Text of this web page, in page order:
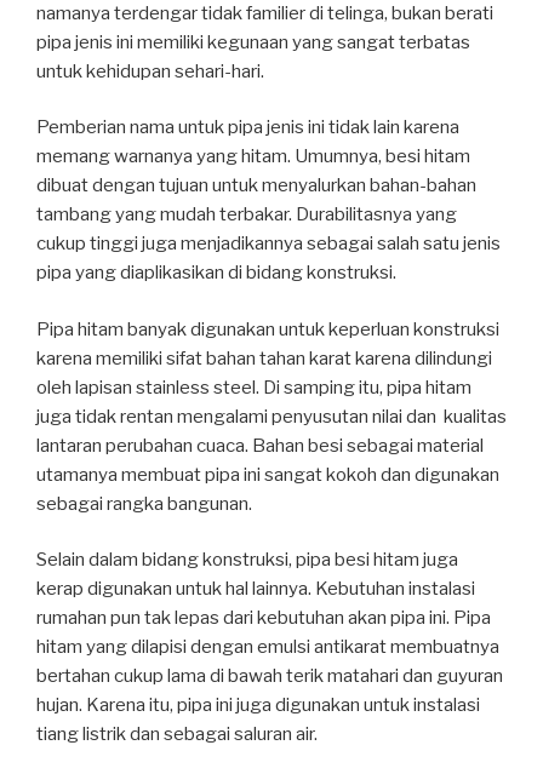
namanya terdengar tidak familier di telinga, bukan berati
pipa jenis ini memiliki kegunaan yang sangat terbatas
untuk kehidupan sehari-hari.
Pemberian nama untuk pipa jenis ini tidak lain karena
memang warnanya yang hitam. Umumnya, besi hitam
dibuat dengan tujuan untuk menyalurkan bahan-bahan
tambang yang mudah terbakar. Durabilitasnya yang
cukup tinggi juga menjadikannya sebagai salah satu jenis
pipa yang diaplikasikan di bidang konstruksi.
Pipa hitam banyak digunakan untuk keperluan konstruksi
karena memiliki sifat bahan tahan karat karena dilindungi
oleh lapisan stainless steel. Di samping itu, pipa hitam
juga tidak rentan mengalami penyusutan nilai dan kualitas
lantaran perubahan cuaca. Bahan besi sebagai material
utamanya membuat pipa ini sangat kokoh dan digunakan
sebagai rangka bangunan.
Selain dalam bidang konstruksi, pipa besi hitam juga
kerap digunakan untuk hal lainnya. Kebutuhan instalasi
rumahan pun tak lepas dari kebutuhan akan pipa ini. Pipa
hitam yang dilapisi dengan emulsi antikarat membuatnya
bertahan cukup lama di bawah terik matahari dan guyuran
hujan. Karena itu, pipa ini juga digunakan untuk instalasi
tiang listrik dan sebagai saluran air.